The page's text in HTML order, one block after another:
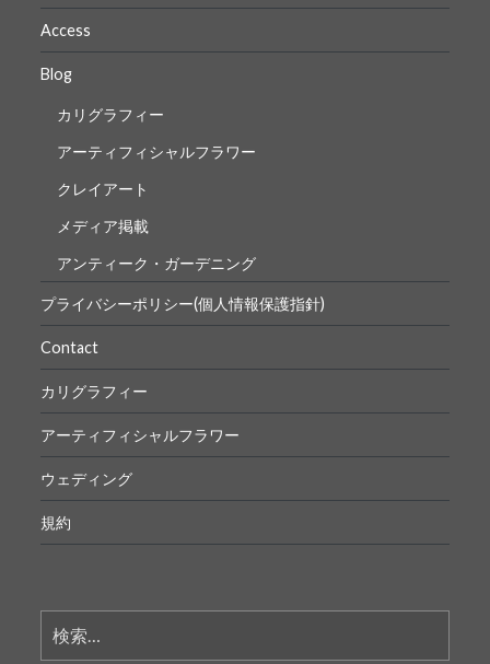
Access
Blog
カリグラフィー
アーティフィシャルフラワー
クレイアート
メディア掲載
アンティーク・ガーデニング
プライバシーポリシー(個人情報保護指針)
Contact
カリグラフィー
アーティフィシャルフラワー
ウェディング
規約
索: